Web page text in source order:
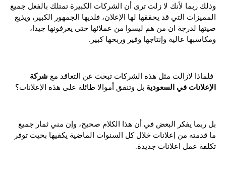
وذلك ربما لأنك لا زلت ترى أن الشركات الكبيرة تمتلك بالفعل جميع
المميزات التي قد يحققها لها الإعلان، فلديها الجمهور الكبير، ويذيع
صيتها لدرجة ان من هم ليسوا من عملائها حتى يعرفونها جيدا،
ومكاسبها عالية وإنتاجها وفير وربحها كبير.
فلماذا لازالت مثل هذه الشركات تبحث عن التعاقد مع شركة
الإعلانات في السعوديةبل وتنفق أموالا طائلة على هذه الإعلانات؟
بل ربما يفكر البعض في أن هذا الكلام صحيح، وإن مني ثمار جميع
ما قدمته من إعلانات خلال كل السنوات الماضية يكفيها بحيث توفر
تكلفة عمل اعلانات جديدة.